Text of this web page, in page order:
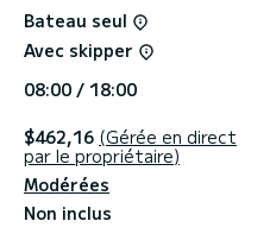
Bateau seul
Avec skipper
08:00 / 18:00
$462,16 (Gérée en direct
par le propriétaire)
Modérées
Non inclus